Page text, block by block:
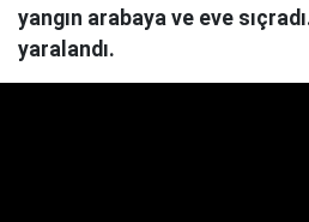
yangın arabaya ve eve
yaralandı.